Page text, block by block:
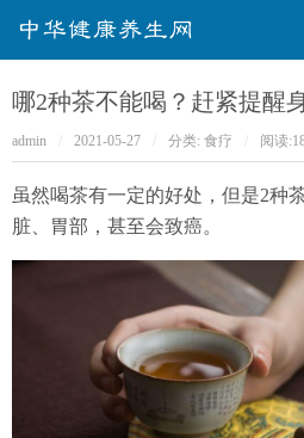
华健康养生网
哪2种茶不能喝？赶紧提醒
admin 2021-05-27 分类: 食疗 阅读:
虽然喝茶有一定的好处，但是2种
脏、胃部，甚至会致癌。